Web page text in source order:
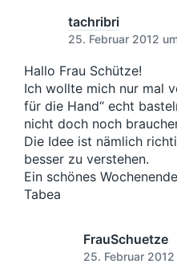
a
t
u
m
t
r
a
g
:
i
t
r
a
g
:
tachribri
25. Februar 2012
Hallo Frau Schütze!
Ich wollte mich nur mal
für die Hand“ echt
nicht doch noch
Die Idee ist nämlich
besser zu verstehen.
Ein schönes
Tabea
FrauSchuetze
25. Februar